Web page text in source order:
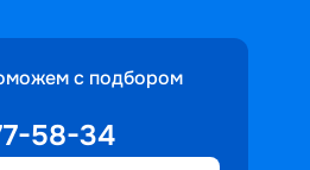
с подбором
58-34